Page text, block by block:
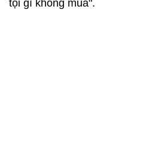
tội gì không mua".